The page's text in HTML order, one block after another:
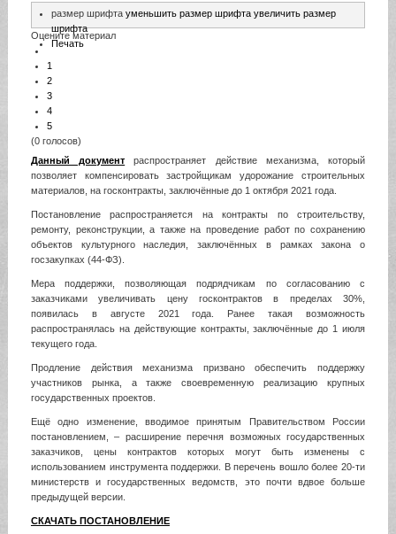
размер шрифта уменьшить размер шрифта увеличить размер
шрифта
Печать
Оцените материал
1
2
3
4
5
(0 голосов)
Данный документ распространяет действие механизма, который
позволяет компенсировать застройщикам удорожание строительных
материалов, на госконтракты, заключённые до 1 октября 2021 года.
Постановление распространяется на контракты по строительству,
ремонту, реконструкции, а также на проведение работ по сохранению
объектов культурного наследия, заключённых в рамках закона о
госзакупках (44-ФЗ).
Мера поддержки, позволяющая подрядчикам по согласованию с
заказчиками увеличивать цену госконтрактов в пределах 30%,
появилась в августе 2021 года. Ранее такая возможность
распространялась на действующие контракты, заключённые до 1 июля
текущего года.
Продление действия механизма призвано обеспечить поддержку
участников рынка, а также своевременную реализацию крупных
государственных проектов.
Ещё одно изменение, вводимое принятым Правительством России
постановлением, – расширение перечня возможных государственных
заказчиков, цены контрактов которых могут быть изменены с
использованием инструмента поддержки. В перечень вошло более 20-ти
министерств и государственных ведомств, это почти вдвое больше
предыдущей версии.
СКАЧАТЬ ПОСТАНОВЛЕНИЕ